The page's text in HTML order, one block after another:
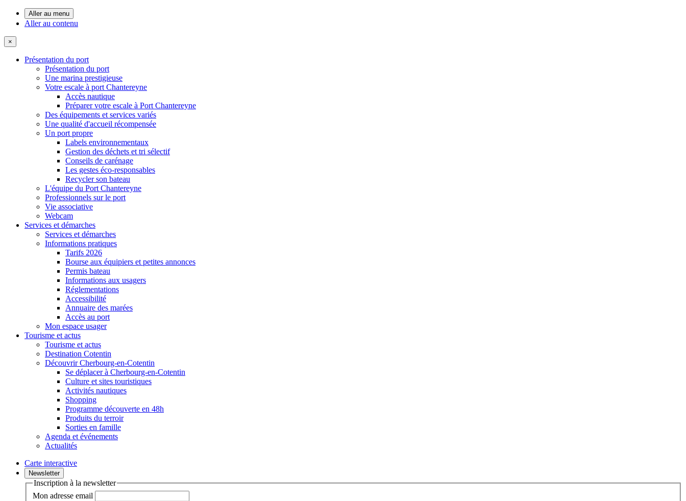
Aller au menu
Aller au contenu
×
Présentation du port
Présentation du port
Une marina prestigieuse
Votre escale à port Chantereyne
Accès nautique
Préparer votre escale à Port Chantereyne
Des équipements et services variés
Une qualité d'accueil récompensée
Un port propre
Labels environnementaux
Gestion des déchets et tri sélectif
Conseils de carénage
Les gestes éco-responsables
Recycler son bateau
L'équipe du Port Chantereyne
Professionnels sur le port
Vie associative
Webcam
Services et démarches
Services et démarches
Informations pratiques
Tarifs 2026
Bourse aux équipiers et petites annonces
Permis bateau
Informations aux usagers
Réglementations
Accessibilité
Annuaire des marées
Accès au port
Mon espace usager
Tourisme et actus
Tourisme et actus
Destination Cotentin
Découvrir Cherbourg-en-Cotentin
Se déplacer à Cherbourg-en-Cotentin
Culture et sites touristiques
Activités nautiques
Shopping
Programme découverte en 48h
Produits du terroir
Sorties en famille
Agenda et événements
Actualités
Carte interactive
Newsletter
Inscription à la newsletter
Mon adresse email